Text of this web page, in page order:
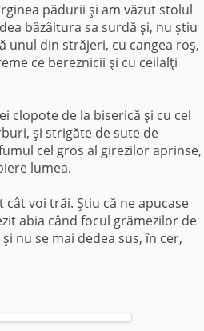
pădurii şi am văzut stolul
bâzâitura sa surdă şi, nu ştiu
unul din străjeri, cu cangea roş,
ce bereznicii şi cu ceilalţi
clopote de la biserică şi cu cel
şi strigăte de sute de
cel gros al girezilor aprinse,
lumea.
voi trăi. Ştiu că ne apucase
abia când focul grămezilor de
nu se mai dedea sus, în cer,